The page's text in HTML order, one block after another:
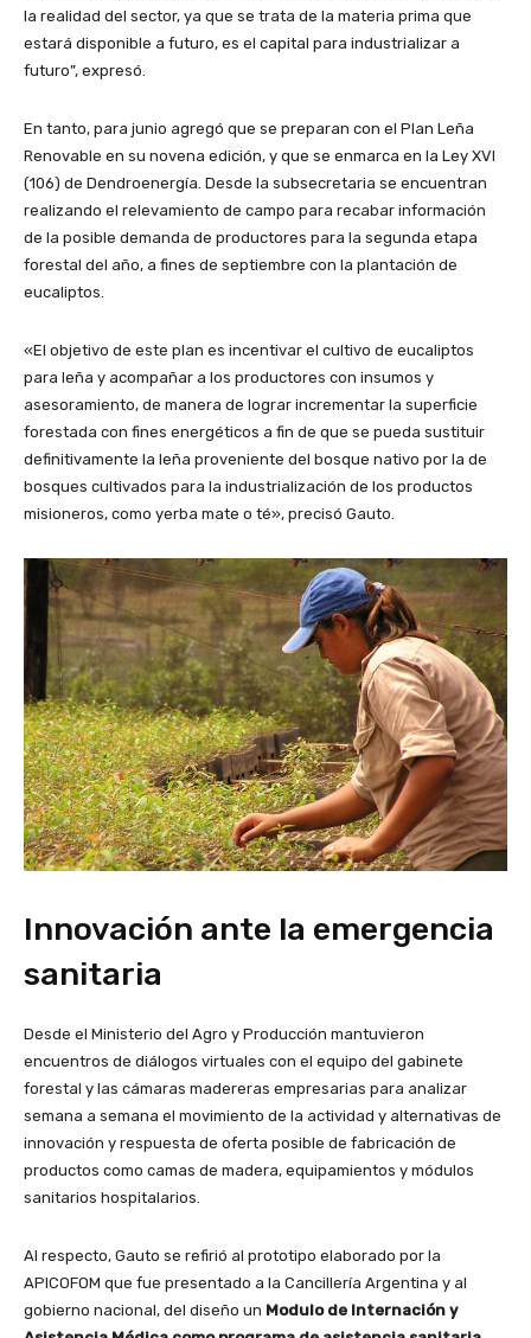
la realidad del sector, ya que se trata de la materia prima que
estará disponible a futuro, es el capital para industrializar a
futuro”, expresó.
En tanto, para junio agregó que se preparan con el Plan Leña
Renovable en su novena edición, y que se enmarca en la Ley XVI
(106) de Dendroenergía. Desde la subsecretaria se encuentran
realizando el relevamiento de campo para recabar información
de la posible demanda de productores para la segunda etapa
forestal del año, a fines de septiembre con la plantación de
eucaliptos.
«El objetivo de este plan es incentivar el cultivo de eucaliptos
para leña y acompañar a los productores con insumos y
asesoramiento, de manera de lograr incrementar la superficie
forestada con fines energéticos a fin de que se pueda sustituir
definitivamente la leña proveniente del bosque nativo por la de
bosques cultivados para la industrialización de los productos
misioneros, como yerba mate o té», precisó Gauto.
Innovación ante la emergencia
sanitaria
Desde el Ministerio del Agro y Producción mantuvieron
encuentros de diálogos virtuales con el equipo del gabinete
forestal y las cámaras madereras empresarias para analizar
semana a semana el movimiento de la actividad y alternativas de
innovación y respuesta de oferta posible de fabricación de
productos como camas de madera, equipamientos y módulos
sanitarios hospitalarios.
Al respecto, Gauto se refirió al prototipo elaborado por la
APICOFOM que fue presentado a la Cancillería Argentina y al
gobierno nacional, del diseño un Modulo de Internación y